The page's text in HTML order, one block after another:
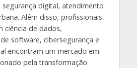
digital, atendimento
Além disso, profissionais
ciência de dados,
software, cibersegurança e
encontram um mercado em
pela transformação